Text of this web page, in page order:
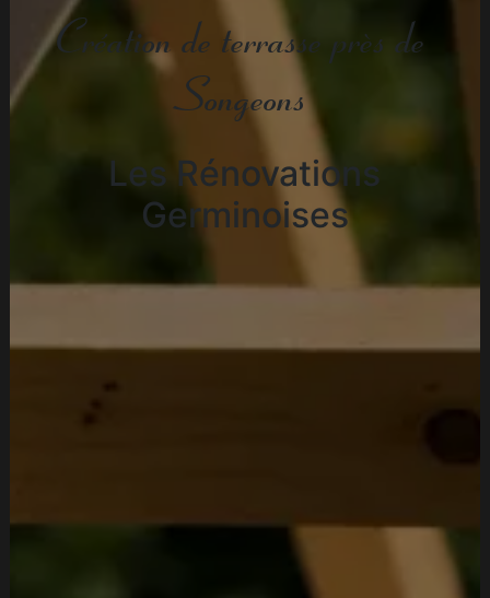
Création de terrasse près de
Songeons
Les Rénovations
Germinoises